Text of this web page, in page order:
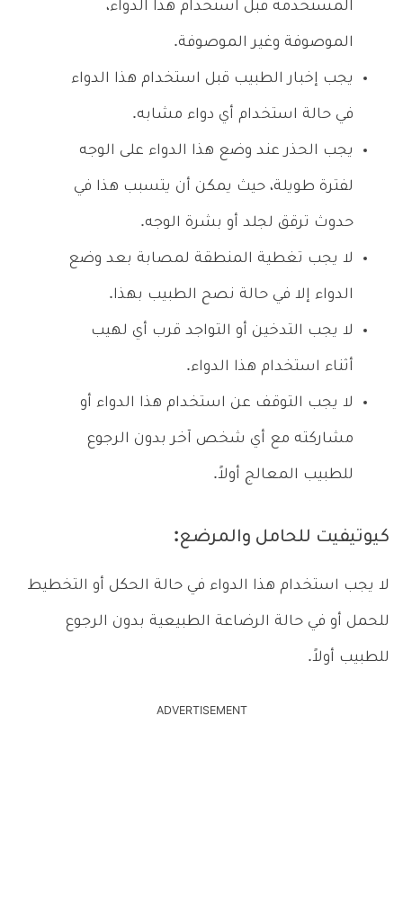
المستخدمة قبل استخدام هذا الدواء،
الموصوفة وغير الموصوفة.
يجب إخبار الطبيب قبل استخدام هذا الدواء
في حالة استخدام أي دواء مشابه.
يجب الحذر عند وضع هذا الدواء على الوجه
لفترة طويلة، حيث يمكن أن يتسبب هذا في
حدوث ترقق لجلد أو بشرة الوجه.
لا يجب تغطية المنطقة لمصابة بعد وضع
الدواء إلا في حالة نصح الطبيب بهذا.
لا يجب التدخين أو التواجد قرب أي لهيب
أثناء استخدام هذا الدواء.
لا يجب التوقف عن استخدام هذا الدواء أو
مشاركته مع أي شخص آخر بدون الرجوع
للطبيب المعالج أولاً.
كيوتيفيت للحامل والمرضع:
لا يجب استخدام هذا الدواء في حالة الحكل أو التخطيط
للحمل أو في حالة الرضاعة الطبيعية بدون الرجوع
للطبيب أولاً.
ADVERTISEMENT